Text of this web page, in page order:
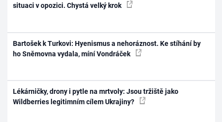
situaci v opozici. Chystá velký krok
Bartošek k Turkovi: Hyenismus a nehoráznost. Ke stíhání by
ho Sněmovna vydala, míní Vondráček
Lékárničky, drony i pytle na mrtvoly: Jsou tržiště jako
Wildberries legitimním cílem Ukrajiny?